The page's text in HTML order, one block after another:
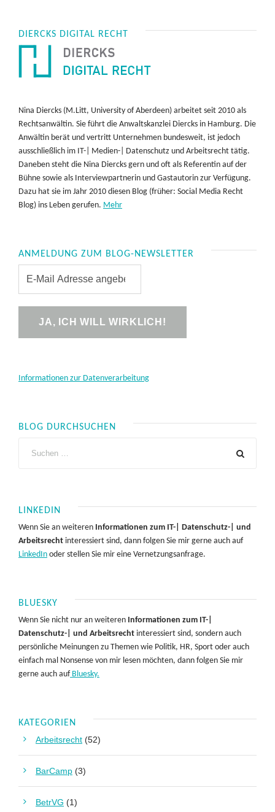
DIERCKS DIGITAL RECHT
Nina Diercks (M.Litt, University of Aberdeen) arbeitet seit 2010 als
Rechtsanwältin. Sie führt die Anwaltskanzlei Diercks in Hamburg. Die
Anwältin berät und vertritt Unternehmen bundesweit, ist jedoch
ausschließlich im IT-| Medien-| Datenschutz und Arbeitsrecht tätig.
Daneben steht die Nina Diercks gern und oft als Referentin auf der
Bühne sowie als Interviewpartnerin und Gastautorin zur Verfügung.
Dazu hat sie im Jahr 2010 diesen Blog (früher: Social Media Recht
Blog) ins Leben gerufen. Mehr
ANMELDUNG ZUM BLOG-NEWSLETTER
Informationen zur Datenverarbeitung
BLOG DURCHSUCHEN
LINKEDIN
Wenn Sie an weiteren Informationen zum IT-| Datenschutz-| und
Arbeitsrecht interessiert sind, dann folgen Sie mir gerne auch auf
LinkedIn oder stellen Sie mir eine Vernetzungsanfrage.
BLUESKY
Wenn Sie nicht nur an weiteren Informationen zum IT-|
Datenschutz-| und Arbeitsrecht interessiert sind, sondern auch
persönliche Meinungen zu Themen wie Politik, HR, Sport oder auch
einfach mal Nonsense von mir lesen möchten, dann folgen Sie mir
gerne auch aufBluesky.
KATEGORIEN
Arbeitsrecht (52)
BarCamp (3)
BetrVG (1)